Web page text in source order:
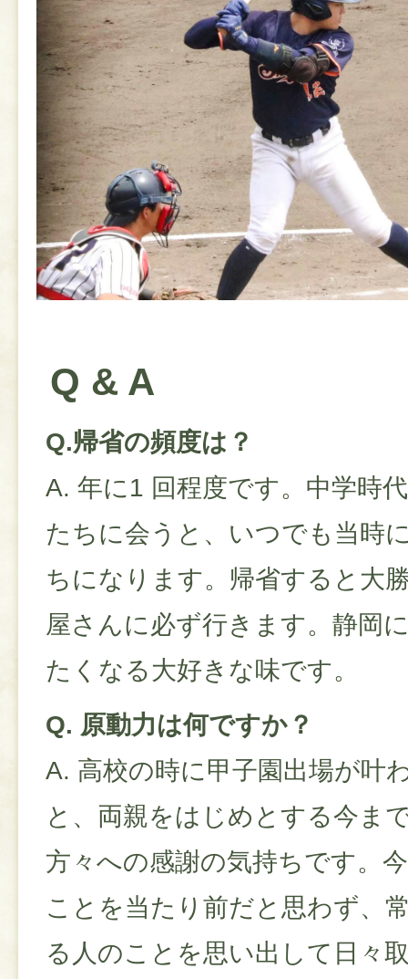
Q & A
Q.帰省の頻度は？
A. 年に1 回程度です。中学時
たちに会うと、いつでも当時
ちになります。帰省すると大
屋さんに必ず行きます。静岡
たくなる大好きな味です。
Q. 原動力は何ですか？
A. 高校の時に甲子園出場が叶
と、両親をはじめとする今ま
方々への感謝の気持ちです。
ことを当たり前だと思わず、
る人のことを思い出して日々